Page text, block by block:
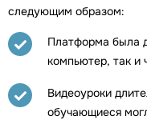
следующим образом:
Платформа была
компьютер, так и
Видеоуроки
обучающиеся